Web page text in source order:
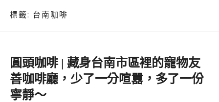
標籤: 台南咖啡
圓頭咖啡 | 藏身台南市區裡的寵物友
善咖啡廳，少了一分喧囂，多了一份
寧靜～